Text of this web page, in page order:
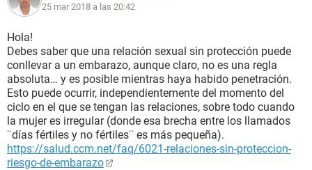
25 mar 2018 a las 20:42
Hola!
Debes saber que una relación sexual sin protección puede
conllevar a un embarazo, aunque claro, no es una regla
absoluta… y es posible mientras haya habido penetración.
Esto puede ocurrir, independientemente del momento del
ciclo en el que se tengan las relaciones, sobre todo cuando
la mujer es irregular (donde esa brecha entre los llamados
¨días fértiles y no fértiles¨ es más pequeña).
https://salud.ccm.net/faq/6021-relaciones-sin-proteccion-
riesgo-de-embarazo